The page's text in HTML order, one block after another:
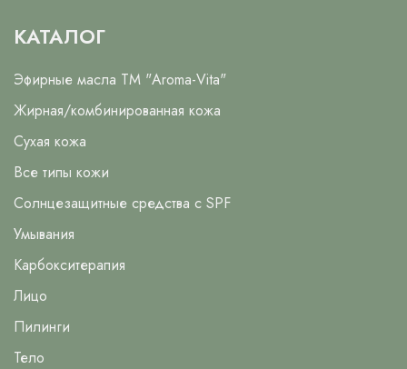
КАТАЛОГ
Эфирные масла ТМ "Aroma-Vita"
Жирная/комбинированная кожа
Сухая кожа
Все типы кожи
Солнцезащитные средства с SPF
Умывания
Карбокситерапия
Лицо
Пилинги
Тело